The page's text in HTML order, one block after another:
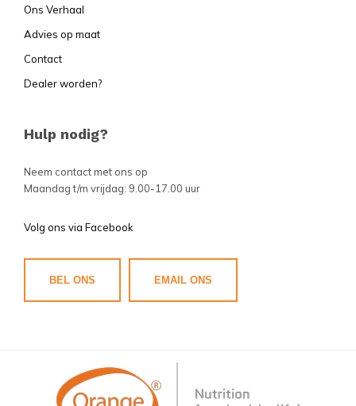
Ons Verhaal
Advies op maat
Contact
Dealer worden?
Hulp nodig?
Neem contact met ons op
Maandag t/m vrijdag: 9.00-17.00 uur
Volg ons via Facebook
BEL ONS EMAIL ONS